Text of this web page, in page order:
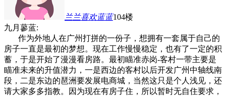
兰兰喜欢蓝蓝104楼
九月蓼蓝:
作为外地人在广州打拼的一份子，想拥有一套属于自己的
房子一直是最初的梦想。现在工作慢慢稳定，也有了一定的积
蓄，于是开始了漫漫看房路。最初瞄准赤岗-客村一带主要是
瞄准未来的升值潜力，一是西边的客村以后开发广州中轴线南
段，二是东边的琶洲要发展电商城，当然这只是个人浅见，还
请大家多多指教。因为现在有房子住，所以暂时无自住要求，